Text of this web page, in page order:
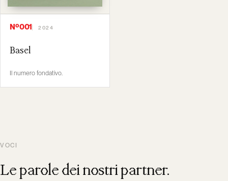
Nº001 2024
Basel
Il numero fondativo.
VOCI
Le parole dei nostri partner.